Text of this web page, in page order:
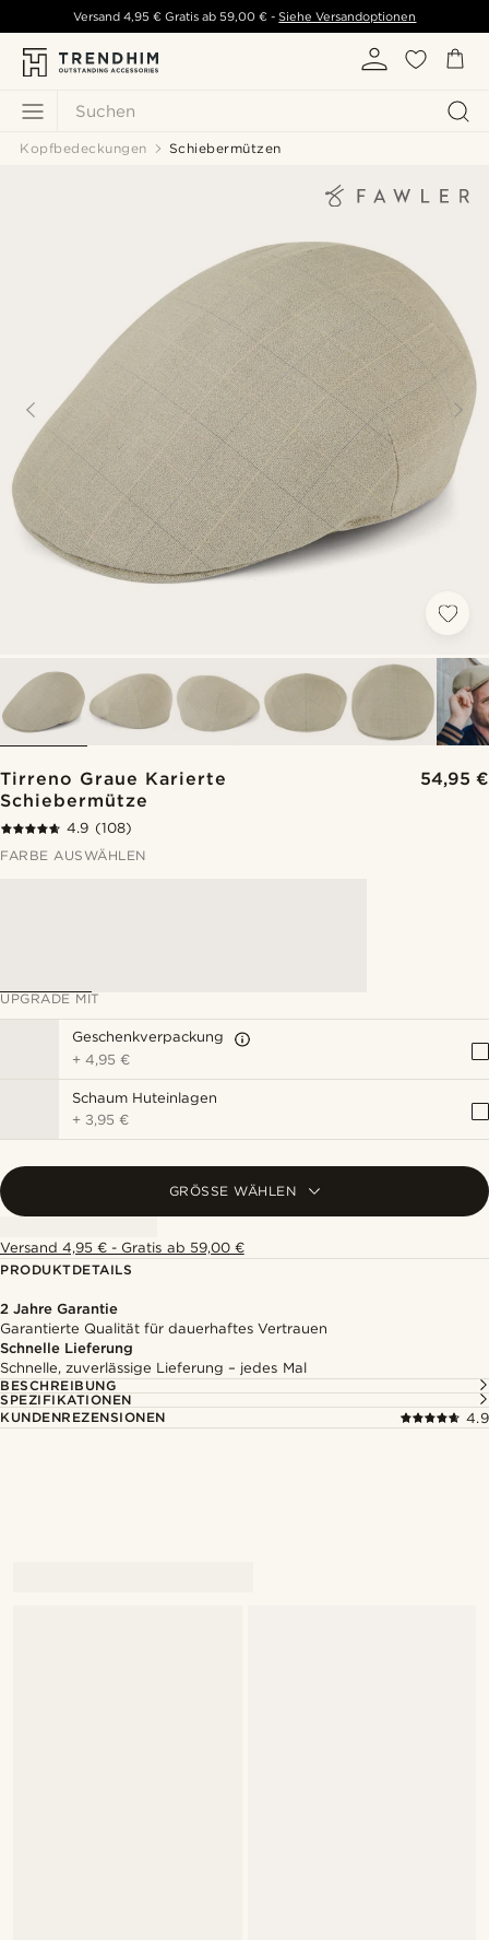
Suchen
Versand 4,95 € Gratis ab59,00 € - Siehe Versandoptionen
Kopfbedeckungen Schiebermützen
Tirreno Graue Karierte
Schiebermütze
54,95 €
4.9 (108)
FARBE AUSWÄHLEN
UPGRADE MIT
Geschenkverpackung
+4,95 €
Schaum Huteinlagen
+ 3,95 €
GRÖSSE WÄHLEN
Versand 4,95 € - Gratis ab 59,00 €
PRODUKTDETAILS
2 Jahre Garantie
Garantierte Qualität für dauerhaftes Vertrauen
Schnelle Lieferung
Schnelle, zuverlässige Lieferung – jedes Mal
BESCHREIBUNG
SPEZIFIKATIONEN
KUNDENREZENSIONEN
4.9